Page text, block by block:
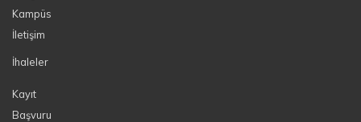
Kampüs
İletişim
İhaleler
Kayıt
Başvuru